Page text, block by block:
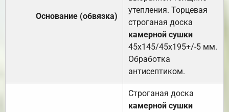
Основание (обвязка)
утепления. Торцевая
строганая доска
камерной сушки
45х145/45х195+/-5 мм.
Обработка
антисептиком.
Строганая доска
камерной сушки